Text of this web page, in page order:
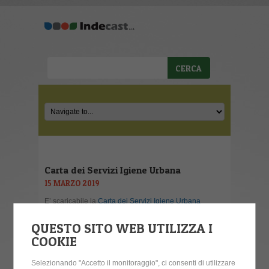
Carta dei Servizi Igiene Urbana
15 MARZO 2019
E’ scaricabile laCarta dei Servizi Igiene Urbana
CALENDARIO NEWS
QUESTO SITO WEB UTILIZZA I
COOKIE
Selezionando "Accetto il monitoraggio", ci consenti di utilizzare